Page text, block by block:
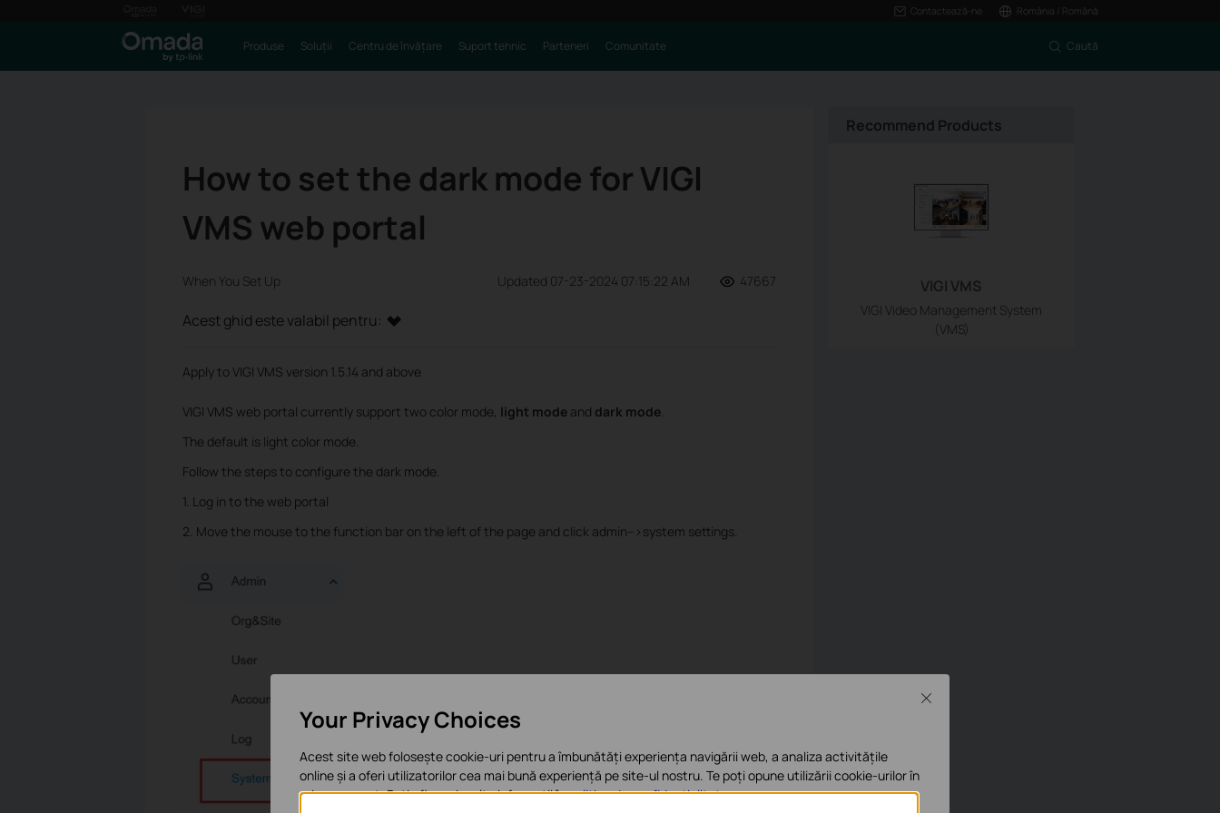
Contactează-ne România / Română
Produse Soluții Centru de învățare Suport tehnic Parteneri Comunitate Caută
How to set the dark mode for VIGI
VMS web portal
When You Set Up Updated 07-23-2024 07:15:22 AM 47667
Acest ghid este valabil pentru:
Apply to VIGI VMS version 1.5.14 and above
VIGI VMS web portal currently support two color mode, light modeand dark mode.
The default is light color mode.
Follow the steps to configure the dark mode.
1. Log in to the web portal
2. Move the mouse to the function bar on the left of the page and click admin-->system settings.
Recommend Products
VIGI VMS
VIGI Video Management System
(VMS)
Your Privacy Choices
Acest site web folosește cookie-uri pentru a îmbunătăți experiența navigării web, a analiza activitățile
online și a oferi utilizatorilor cea mai bună experiență pe site-ul nostru. Te poți opune utilizării cookie-urilor în
orice moment. Poți afla mai multe informații înpolitica de confidențialitate.
Close